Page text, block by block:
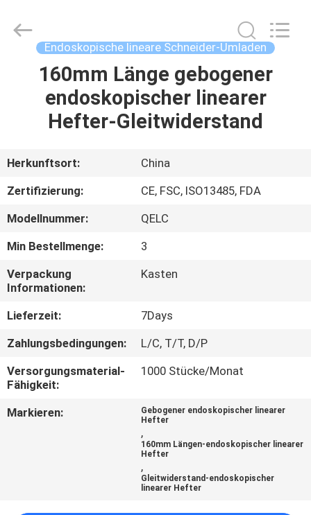
HAUS
PRODUKTE
ÜBER
UNS
FABRIK-
AUSFLUG
QUALITÄTSKONTROLLE
TRETEN
SIE
MIT
UNS
LTD.
Endoskopische lineare Schneider-Umladen
160mm Länge gebogener
endoskopischer linearer
Hefter-Gleitwiderstand
Herkunftsort:
China
Zertifizierung:
CE, FSC, ISO13485, FDA
Modellnummer:
QELC
Min Bestellmenge:
3
Verpackung
Informationen:
Kasten
Lieferzeit:
7Days
Zahlungsbedingungen:
L/C, T/T, D/P
Versorgungsmaterial-
Fähigkeit:
1000 Stücke/Monat
Markieren:
Gebogener endoskopischer linearer
Hefter
,
160mm Längen-endoskopischer linearer
Hefter
,
Gleitwiderstand-endoskopischer
linearer Hefter